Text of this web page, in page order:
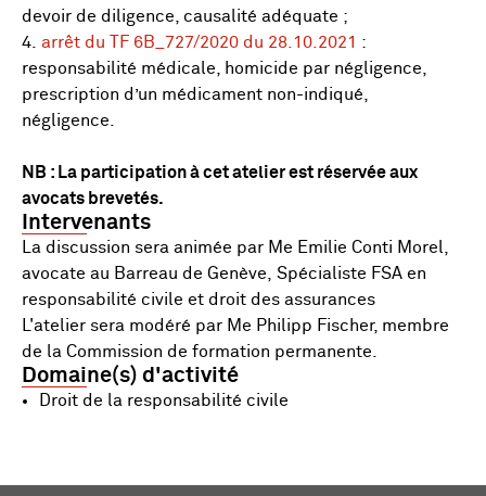
devoir de diligence, causalité adéquate ;
4. arrêt du TF 6B_727/2020 du 28.10.2021 :
responsabilité médicale, homicide par négligence,
prescription d’un médicament non-indiqué,
négligence.
NB : La participation à cet atelier est réservée aux
avocats brevetés.
Intervenants
La discussion sera animée par Me Emilie Conti Morel,
avocate au Barreau de Genève, Spécialiste FSA en
responsabilité civile et droit des assurances
L'atelier sera modéré par Me Philipp Fischer, membre
de la Commission de formation permanente.
Domaine(s) d'activité
Droit de la responsabilité civile